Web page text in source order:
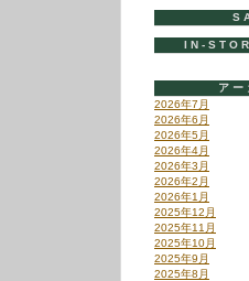
IN-
アー
2026年7月
2026年6月
2026年5月
2026年4月
2026年3月
2026年2月
2026年1月
2025年12月
2025年11月
2025年10月
2025年9月
2025年8月